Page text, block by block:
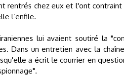
rentrés chez eux et l'ont
l’enfile.
lui avaient soutiré la
Dans un entretien avec la
a écrit le courrier en